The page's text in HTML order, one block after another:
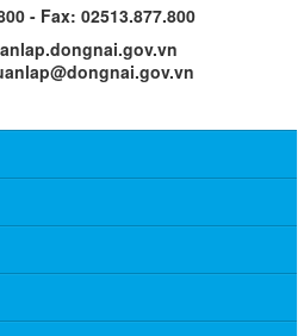
- Fax: 02513.877.800